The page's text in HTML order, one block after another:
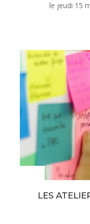
le jeudi 15
LES